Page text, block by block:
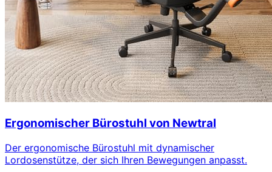
Ergonomischer Bürostuhl von Newtral
Der ergonomische Bürostuhl mit dynamischer
Lordosenstütze, der sich Ihren Bewegungen anpasst.